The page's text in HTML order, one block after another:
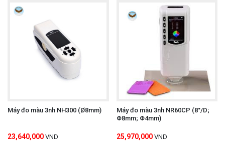
Máy đo màu 3nh NH300 (Ø8mm)
23,640,000 VND
Máy đo màu 3nh NR60CP (8°/D;
Φ8mm; Φ4mm)
25,970,000 VND